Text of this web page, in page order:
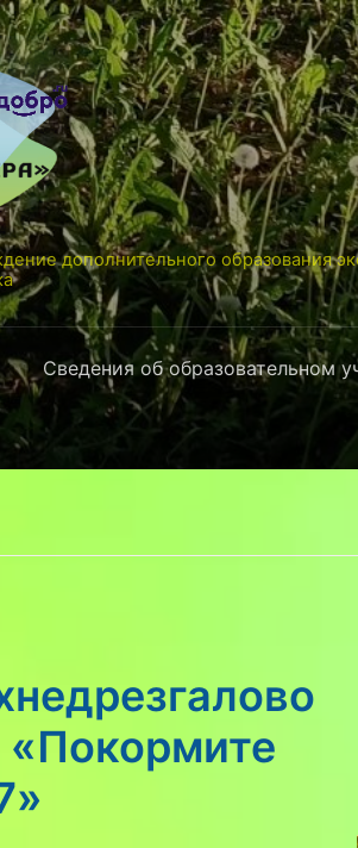
дополнительного образования
Сведения об образовательном